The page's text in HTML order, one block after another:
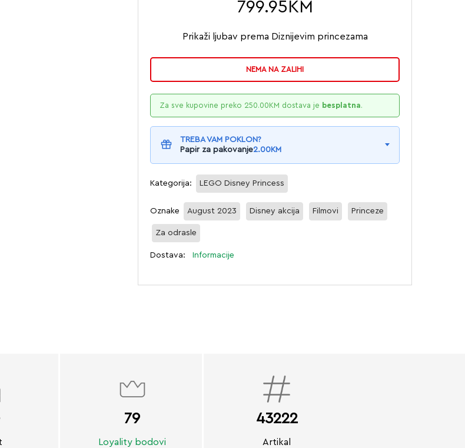
799.95 KM
Prikaži ljubav prema Diznijevim princezama
NEMA NA ZALIHI
Za sve kupovine preko 250.00KM dostava je besplatna.
TREBA VAM POKLON?
Papir za pakovanje2.00KM
Kategorija: LEGO Disney Princess
Oznake August 2023 Disney akcija Filmovi Princeze
Za odrasle
Dostava: Informacije
79
Loyality bodovi
43222
Artikal